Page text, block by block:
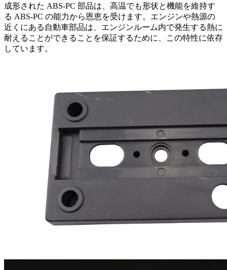
成形された ABS-PC 部品は、高温でも形状と機能を維持す
る ABS-PC の能力から恩恵を受けます。エンジンや熱源の
近くにある自動車部品は、エンジンルーム内で発生する熱に
耐えることができることを保証するために、この特性に依存
しています。